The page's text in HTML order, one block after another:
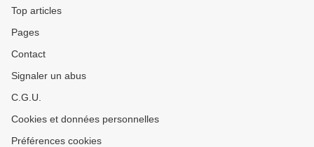
Top articles
Pages
Contact
Signaler un abus
C.G.U.
Cookies et données personnelles
Préférences cookies